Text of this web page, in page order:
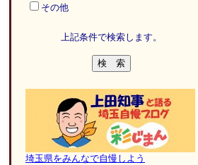
その他
上記条件で検索します。
埼玉県をみんなで自慢しよう